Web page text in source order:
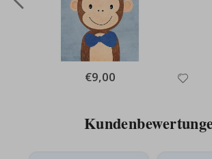
Special
Price
€9,00